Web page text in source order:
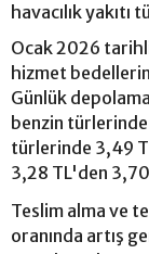
havacılık yakıtı
Ocak 2026
hizmet
Günlük
benzin
türlerinde 3,49
3,28 TL'den
Teslim alma ve
oranında artış